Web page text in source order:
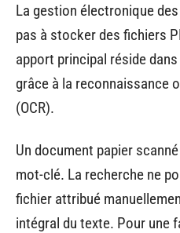
La gestion électronique
pas à stocker des fichiers
apport principal réside
grâce à la reconnaissance
(OCR).
Un document papier
mot-clé. La recherche ne
fichier attribué
intégral du texte. Pour une